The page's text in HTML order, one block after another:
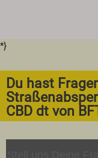
*}
Du hast
CBD dt von